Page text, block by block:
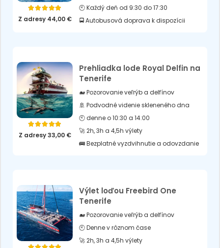
Hodnotenie z 5
Z adresy 44,00 €
🕙 Každý deň od 9:30 do 17:30
🚍 Autobusová doprava k dispozícii
Hodnotenie 5.00z 5
Z adresy33,00 €
Prehliadka lode Royal Delfin na
Tenerife
🐋 Pozorovanie veľrýb a delfínov
🚢 Podvodné videnie skleneného dna
🕙 denne o 10:30 a 14:00
🚀 2h, 3h a 4,5h výlety
🚌 Bezplatné vyzdvihnutie a odovzdanie
Výlet loďou Freebird One
Tenerife
🐋 Pozorovanie veľrýb a delfínov
🕙 Denne v rôznom čase
🚀 2h, 3h a 4,5h výlety